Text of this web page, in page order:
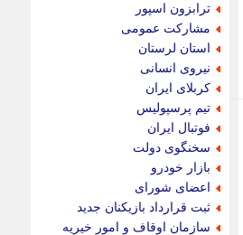
ترابزون اسپور
مشارکت عمومی
استان لرستان
نیروی انسانی
کربلای ایران
تیم پرسپولیس
فوتبال ایران
سخنگوی دولت
بازار خودرو
اعضای شورای
ثبت قرارداد بازیکنان جدید
سازمان اوقاف و امور خیریه